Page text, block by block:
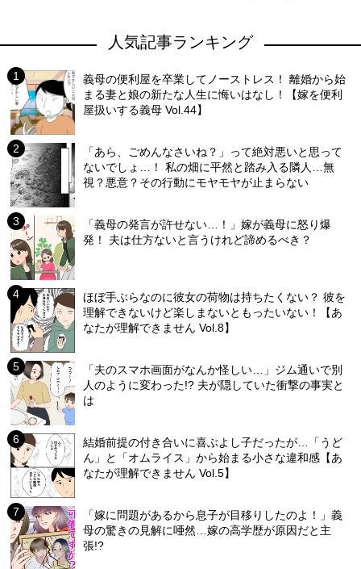
人気記事ランキング
義母の便利屋を卒業してノーストレス！ 離婚から始
まる妻と娘の新たな人生に悔いはなし！【嫁を便利
屋扱いする義母 Vol.44】
「あら、ごめんなさいね？」って絶対悪いと思って
ないでしょ…！ 私の畑に平然と踏み入る隣人…無
視？悪意？その行動にモヤモヤが止まらない
「義母の発言が許せない…！」嫁が義母に怒り爆
発！ 夫は仕方ないと言うけれど諦めるべき？
ほぼ手ぶらなのに彼女の荷物は持ちたくない？ 彼を
理解できないけど楽しまないともったいない！【あ
なたが理解できません Vol.8】
「夫のスマホ画面がなんか怪しい…」ジム通いで別
人のように変わった!? 夫が隠していた衝撃の事実と
は
結婚前提の付き合いに喜ぶよし子だったが…「うど
ん」と「オムライス」から始まる小さな違和感【あ
なたが理解できません Vol.5】
「嫁に問題があるから息子が目移りしたのよ！」義
母の驚きの見解に唖然…嫁の高学歴が原因だと主
張!?